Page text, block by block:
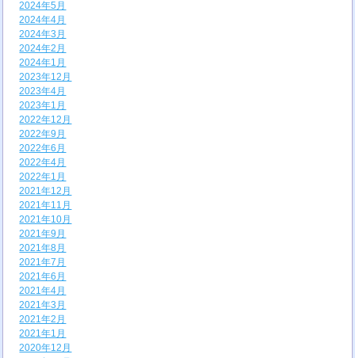
2024年5月
2024年4月
2024年3月
2024年2月
2024年1月
2023年12月
2023年4月
2023年1月
2022年12月
2022年9月
2022年6月
2022年4月
2022年1月
2021年12月
2021年11月
2021年10月
2021年9月
2021年8月
2021年7月
2021年6月
2021年4月
2021年3月
2021年2月
2021年1月
2020年12月